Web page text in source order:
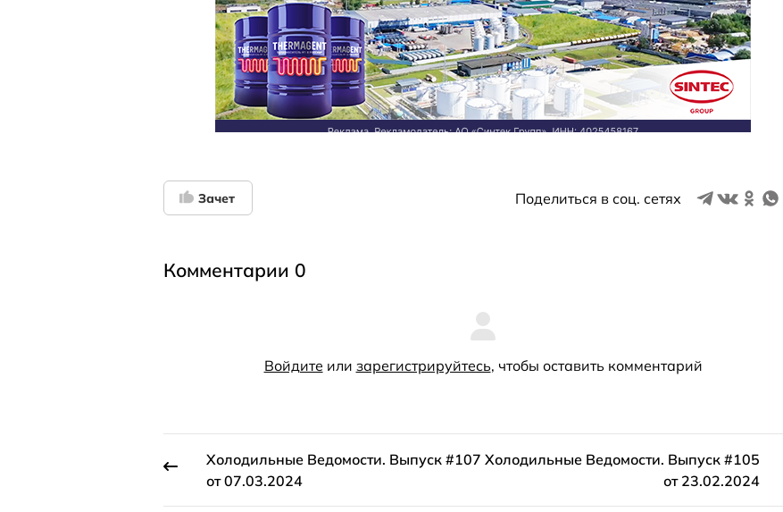
Зачет Поделиться в соц. сетях
Комментарии 0
Войдите или зарегистрируйтесь, чтобы оставить комментарий
Холодильные Ведомости. Выпуск #107
от 07.03.2024
Холодильные Ведомости. Выпуск #105
от 23.02.2024